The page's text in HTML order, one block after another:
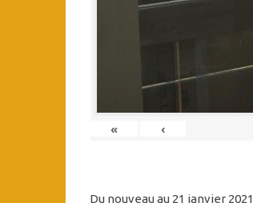
« ‹
Du nouveau au 21 janvier 2021